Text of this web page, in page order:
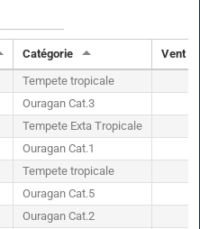
Catégorie Vent (
Tempete tropicale
Ouragan Cat.3
Tempete Exta Tropicale
Ouragan Cat.1
Tempete tropicale
Ouragan Cat.5
Ouragan Cat.2